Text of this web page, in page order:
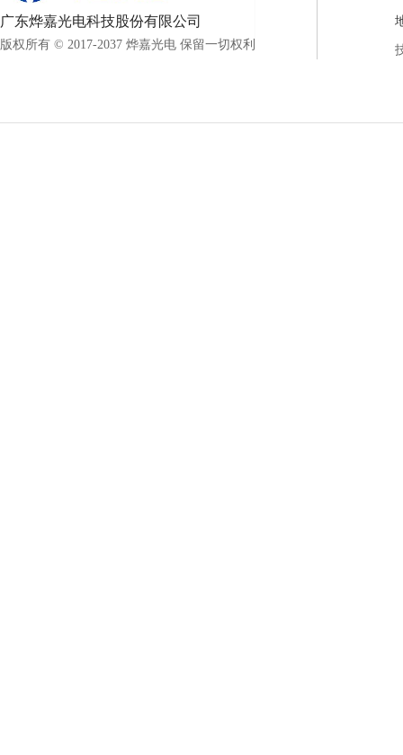
广东烨嘉光电科技股份有限公司
版权所有 © 2017-2037 烨嘉光电 保留一切权利